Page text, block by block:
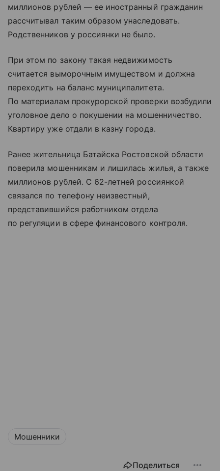
миллионов рублей — ее иностранный гражданин
рассчитывал таким образом унаследовать.
Родственников у россиянки не было.
При этом по закону такая недвижимость
считается выморочным имуществом и должна
переходить на баланс муниципалитета.
По материалам прокурорской проверки возбудили
уголовное дело о покушении на мошенничество.
Квартиру уже отдали в казну города.
Ранее жительница Батайска Ростовской области
поверила мошенникам и лишилась жилья, а также
миллионов рублей. С 62-летней россиянкой
связался по телефону неизвестный,
представившийся работником отдела
по регуляции в сфере финансового контроля.
Мошенники
Поделиться